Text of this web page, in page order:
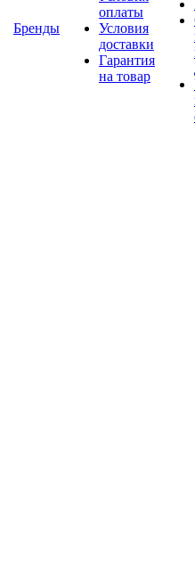
Бренды
оплаты
Условия
доставки
Гарантия
на товар